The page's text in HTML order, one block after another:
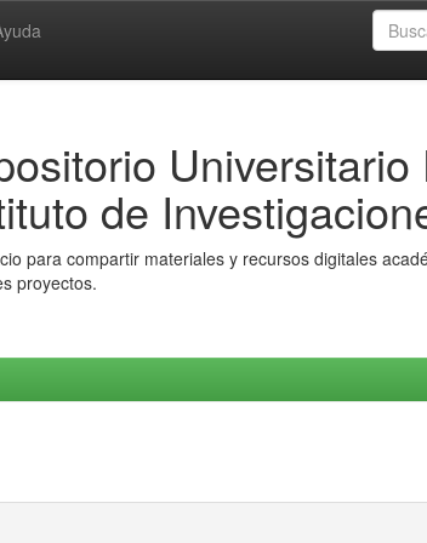
Universitario
de
para compartir materiales y recursos digitales
proyectos.